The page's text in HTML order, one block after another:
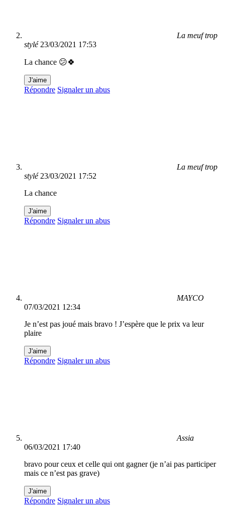
La meuf trop
stylé 23/03/2021 17:53
La chance 😕🍀
J'aime
Répondre Signaler un abus
La meuf trop
stylé 23/03/2021 17:52
La chance
J'aime
Répondre Signaler un abus
MAYCO
07/03/2021 12:34
Je n’est pas joué mais bravo ! J’espère que le prix va leur
plaire
J'aime
Répondre Signaler un abus
Assia
06/03/2021 17:40
bravo pour ceux et celle qui ont gagner (je n’ai pas participer
mais ce n’est pas grave)
J'aime
Répondre Signaler un abus